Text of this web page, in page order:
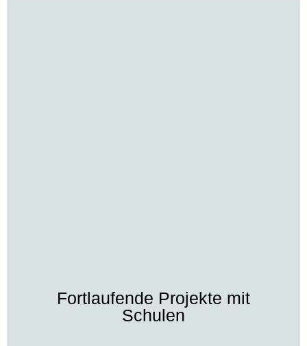
Fortlaufende Projekte mit
Schulen